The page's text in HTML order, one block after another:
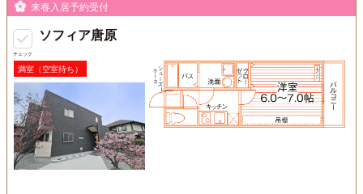
チェック
来春入居予約受付
ソフィア唐原
満室（空室待ち）